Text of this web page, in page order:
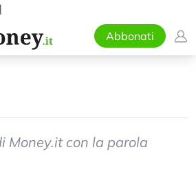
Abbonati
Money.it con la parola